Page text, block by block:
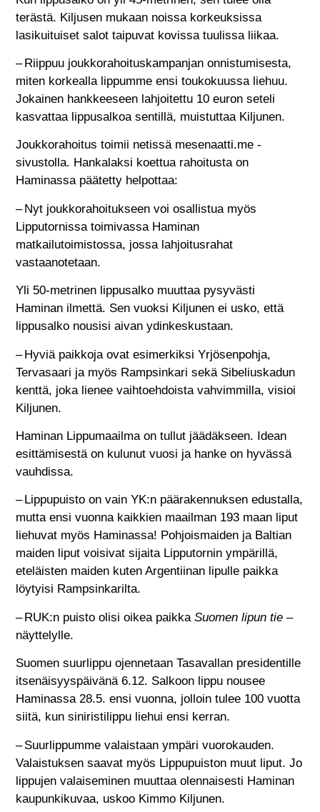
terästä. Kiljusen mukaan noissa korkeuksissa
lasikuituiset salot taipuvat kovissa tuulissa liikaa.
– Riippuu joukkorahoituskampanjan onnistumisesta,
miten korkealla lippumme ensi toukokuussa liehuu.
Jokainen hankkeeseen lahjoitettu 10 euron seteli
kasvattaa lippusalkoa sentillä, muistuttaa Kiljunen.
Joukkorahoitus toimii netissä mesenaatti.me -
sivustolla. Hankalaksi koettua rahoitusta on
Haminassa päätetty helpottaa:
– Nyt joukkorahoitukseen voi osallistua myös
Lipputornissa toimivassa Haminan
matkailutoimistossa, jossa lahjoitusrahat
vastaanotetaan.
Yli 50-metrinen lippusalko muuttaa pysyvästi
Haminan ilmettä. Sen vuoksi Kiljunen ei usko, että
lippusalko nousisi aivan ydinkeskustaan.
– Hyviä paikkoja ovat esimerkiksi Yrjösenpohja,
Tervasaari ja myös Rampsinkari sekä Sibeliuskadun
kenttä, joka lienee vaihtoehdoista vahvimmilla, visioi
Kiljunen.
Haminan Lippumaailma on tullut jäädäkseen. Idean
esittämisestä on kulunut vuosi ja hanke on hyvässä
vauhdissa.
– Lippupuisto on vain YK:n päärakennuksen edustalla,
mutta ensi vuonna kaikkien maailman 193 maan liput
liehuvat myös Haminassa! Pohjoismaiden ja Baltian
maiden liput voisivat sijaita Lipputornin ympärillä,
eteläisten maiden kuten Argentiinan lipulle paikka
löytyisi Rampsinkarilta.
– RUK:n puisto olisi oikea paikkaSuomen lipun tie –
näyttelylle.
Suomen suurlippu ojennetaan Tasavallan presidentille
itsenäisyyspäivänä 6.12. Salkoon lippu nousee
Haminassa 28.5. ensi vuonna, jolloin tulee 100 vuotta
siitä, kun siniristilippu liehui ensi kerran.
– Suurlippumme valaistaan ympäri vuorokauden.
Valaistuksen saavat myös Lippupuiston muut liput. Jo
lippujen valaiseminen muuttaa olennaisesti Haminan
kaupunkikuvaa, uskoo Kimmo Kiljunen.